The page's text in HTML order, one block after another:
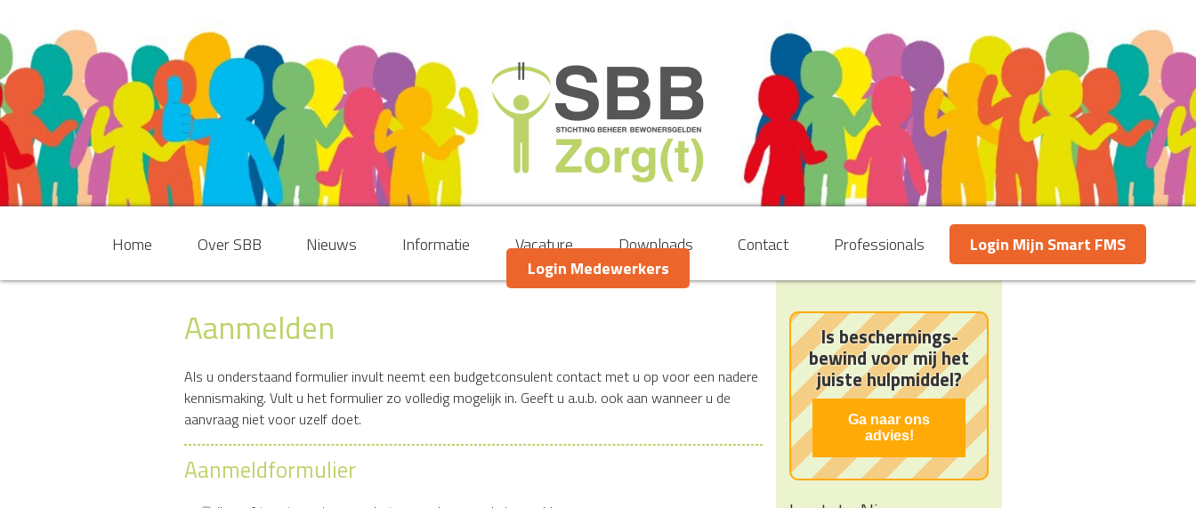
Home Over SBB Nieuws Informatie Vacature Downloads Contact Professionals
Login Mijn Smart FMS
Login Medewerkers
Aanmelden
Als u onderstaand formulier invult neemt een budgetconsulent contact met u op voor een nadere
kennismaking. Vult u het formulier zo volledig mogelijk in. Geeft u a.u.b. ook aan wanneer u de
aanvraag niet voor uzelf doet.
Aanmeldformulier
Is beschermings-
bewind voor mij het
juiste hulpmiddel?
Ga naar ons
advies!